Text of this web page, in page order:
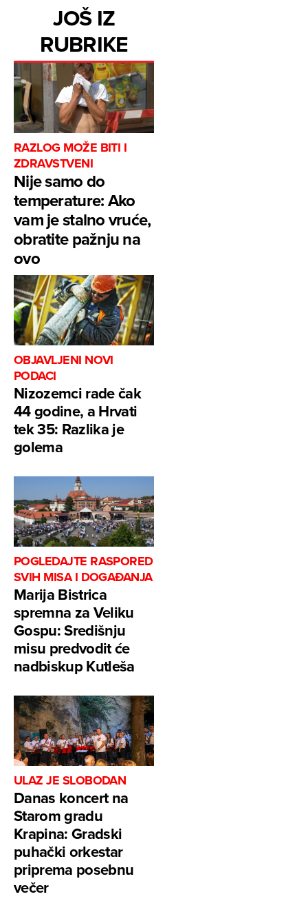
JOŠ IZ
RUBRIKE
RAZLOG MOŽE BITI I
ZDRAVSTVENI
Nije samo do
temperature: Ako
vam je stalno vruće,
obratite pažnju na
ovo
OBJAVLJENI NOVI
PODACI
Nizozemci rade čak
44 godine, a Hrvati
tek 35: Razlika je
golema
POGLEDAJTE RASPORED
SVIH MISA I DOGAĐANJA
Marija Bistrica
spremna za Veliku
Gospu: Središnju
misu predvodit će
nadbiskup Kutleša
ULAZ JE SLOBODAN
Danas koncert na
Starom gradu
Krapina: Gradski
puhački orkestar
priprema posebnu
večer